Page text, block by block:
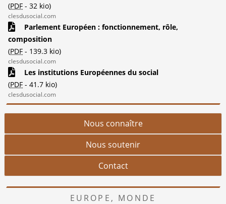
(PDF - 32 kio)
clesdusocial.com
Parlement Européen : fonctionnement, rôle,
composition
(PDF - 139.3 kio)
clesdusocial.com
Les institutions Européennes du social
(PDF - 41.7 kio)
clesdusocial.com
Nous connaître
Nous soutenir
Contact
EUROPE, MONDE